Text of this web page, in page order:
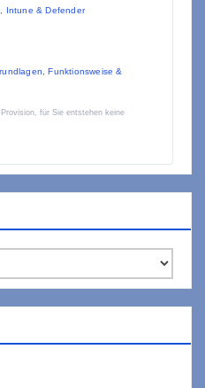
Intune & Defender
Funktionsweise &
für Sie entstehen keine